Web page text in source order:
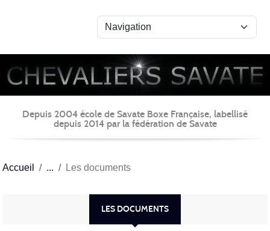
Depuis 2004 école de Savate Boxe Française, labellisé
depuis 2014 par la fédération de Savate
Accueil Les documents
LES DOCUMENTS